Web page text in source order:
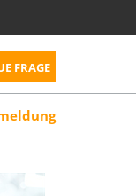
FRAGE